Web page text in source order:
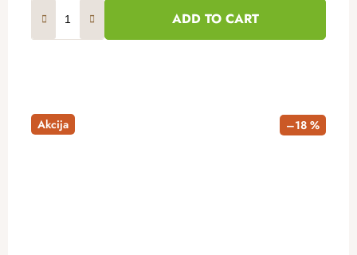
ADD TO CART
Akcija –18 %